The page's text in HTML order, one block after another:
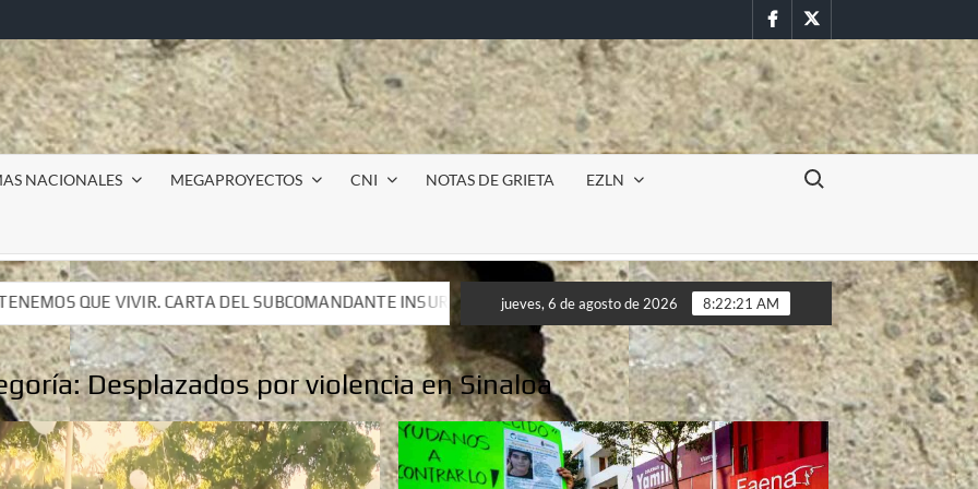
FacebookTwitter
NACIONALES MEGAPROYECTOS CNI NOTAS DE GRIETA EZLN
Buscar:
INSURGENTE MOISÉS A LUIS DE TAVIRA
Incursión militar en la UAEM (Morelos) durante paro
INSURGENTE MOISÉS A LUIS DE TAVIRA
Incursión militar en la UAEM (Morelos) durante paro
jueves, 6 de agosto de 2026 8:22:23 AM
Desplazados por violencia en Sinaloa